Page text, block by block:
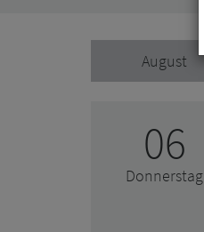
August
06
Donnerstag